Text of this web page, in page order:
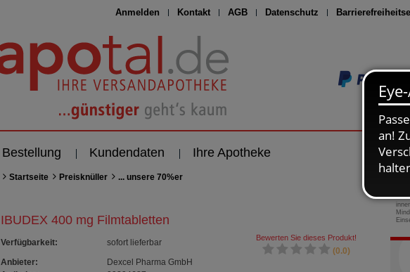
Anmelden Kontakt AGB Datenschutz
Bestellung Kundendaten Ihre Apotheke
Startseite Preisknüller ... unsere 70%er
IBUDEX 400 mg Filmtabletten
Verfügbarkeit:
sofort lieferbar
Anbieter:
Dexcel Pharma GmbH
Bewerten Sie dieses Produkt!
(0.0)